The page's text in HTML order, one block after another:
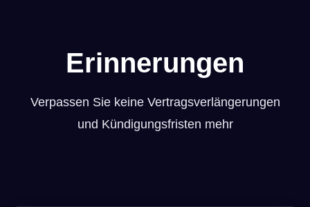
Erinnerungen
Verpassen Sie keine Vertragsverlängerungen
und Kündigungsfristen mehr